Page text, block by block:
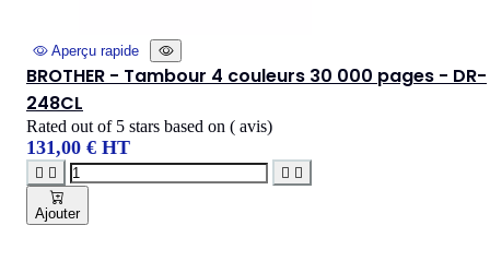
Aperçu rapide
BROTHER - Tambour 4 couleurs 30 000 pages - DR-
248CL
Rated out of 5 stars based on ( avis)
131,00 € HT
   
Ajouter